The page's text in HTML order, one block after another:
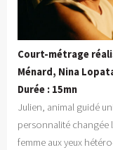
Court-métrage
Ménard, Nina
Durée : 15mn
Julien, animal guidé
personnalité changée
femme aux yeux